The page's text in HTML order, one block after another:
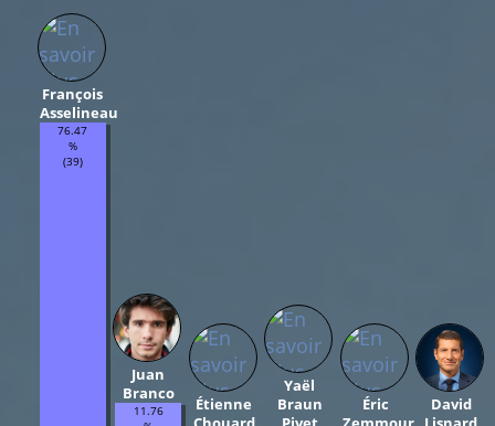
François
Asselineau
76.47
%
(39)
Juan
Branco
11.76
Étienne
Yaël
Braun
Éric
David